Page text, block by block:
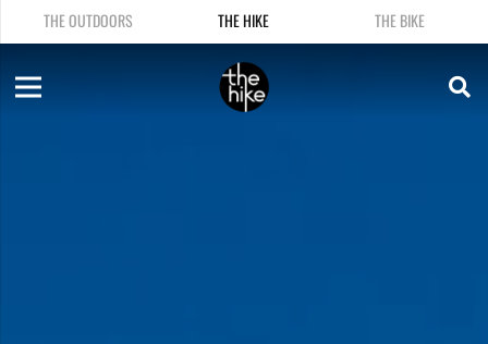
THE OUTDOORS THE HIKE THE BIKE